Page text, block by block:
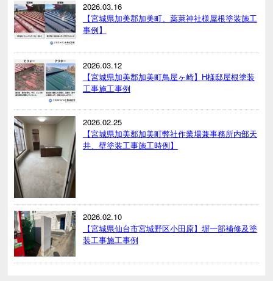
2026.03.16
【宮城県加美郡加美町、薬萊神社様屋根塗装施工
事例】
2026.03.12
【宮城県加美郡加美町鳥屋ヶ崎】H様邸屋根塗装
工事施工事例
2026.02.25
【宮城県加美郡加美町弊社作業場兼事務所内部天
井、壁塗装工事施工時例】
2026.02.10
【宮城県仙台市宮城野区小田原】塀一部補修及塗
装工事施工事例